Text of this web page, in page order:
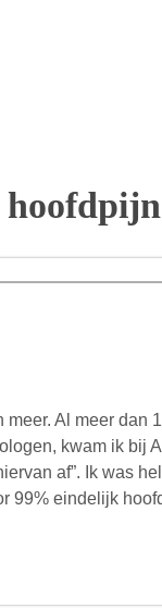
meer. Al meer dan
kwam ik bij
af”. Ik was
99% eindelijk